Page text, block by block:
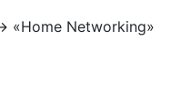
«Home Networking»